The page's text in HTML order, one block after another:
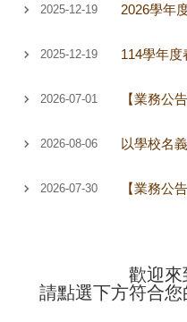
2025-12-19
2025-12-19 114學年
2026-07-01
2026-08-06
2026-07-30
歡迎來
請點選下方符合